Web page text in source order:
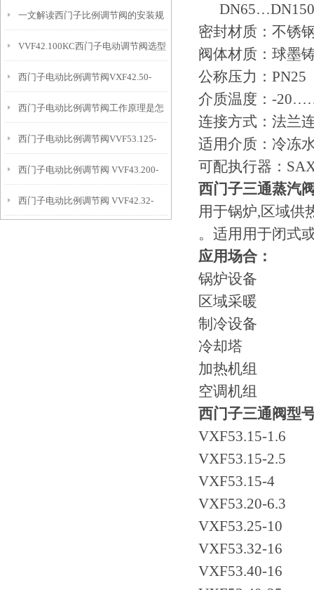
一文解读西门子比例调节阀的安装规
范
VVF42.100KC西门子电动调节阀选型
指导
西门子电动比例调节阀VXF42.50-
31.5C
西门子电动比例调节阀工作原理是怎
样的
西门子电动比例调节阀VVF53.125-
250
西门子电动比例调节阀 VVF43.200-
450K
西门子电动比例调节阀 VVF42.32-
密封材质：不锈
阀体材质：球墨
公称压力：PN25
介质温度：-
连接方式：法兰
适用介质：冷冻
可配执行器：
西门子三通蒸汽
用于锅炉,区域供
。适用用于闭式
应用场合：
锅炉设备
区域采暖
制冷设备
冷却塔
加热机组
空调机组
西门子三通阀型
VXF53.15-1.6
VXF53.15-2.5
VXF53.15-4
VXF53.20-6.3
VXF53.25-10
VXF53.32-16
VXF53.40-16